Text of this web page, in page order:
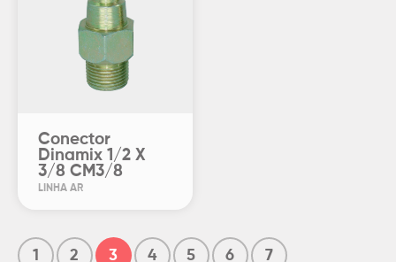
Conector
Dinamix 1/2 X
3/8 CM3/8
LINHA AR
1 2 3 4 5 6 7